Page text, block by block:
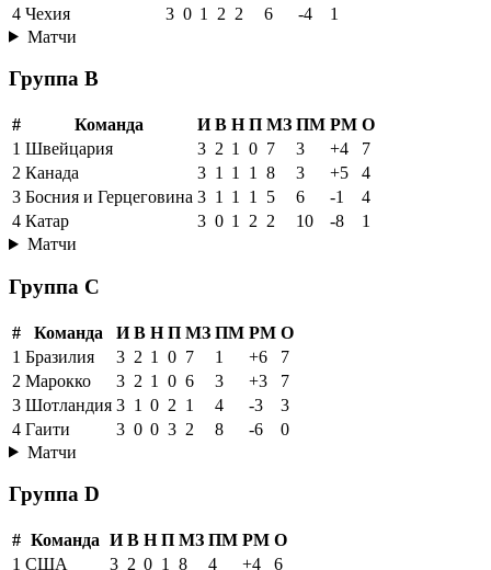
4 Чехия 3 0 1 2 2 6 -4
1
Матчи
Группа B
# Команда И В Н П МЗ ПМ РМ О
1 Швейцария 3 2 1 0 7 3 +4
7
2 Канада 3 1 1 1 8 3 +5
4
3 Босния и Герцеговина 3 1 1 1 5 6 -1
4
4 Катар 3 0 1 2 2 10 -8
1
Матчи
Группа C
# Команда И В Н П МЗ ПМ РМ О
1 Бразилия 3 2 1 0 7 1 +6
7
2 Марокко 3 2 1 0 6 3 +3
7
3 Шотландия 3 1 0 2 1 4 -3
3
4 Гаити 3 0 0 3 2 8 -6
0
Матчи
Группа D
# Команда И В Н П МЗ ПМ РМ О
1 США 3 2 0 1 8 4 +4 6